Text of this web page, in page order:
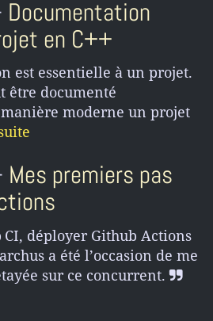
Documentation
en C++
est essentielle à un projet.
être documenté
moderne un projet
Mes premiers pas
CI, déployer Github Actions
a été l’occasion de me
sur ce concurrent.